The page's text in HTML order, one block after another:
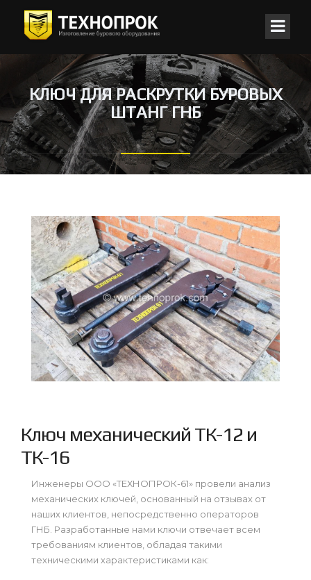
КЛЮЧ ДЛЯ РАСКРУТКИ БУРОВЫХ
ШТАНГ ГНБ
Ключ механический ТК-12 и
ТК-16
Инженеры ООО «ТЕХНОПРОК-61» провели анализ
механических ключей, основанный на отзывах от
наших клиентов, непосредственно операторов
ГНБ. Разработанные нами ключи отвечает всем
требованиям клиентов, обладая такими
техническими характеристиками как: